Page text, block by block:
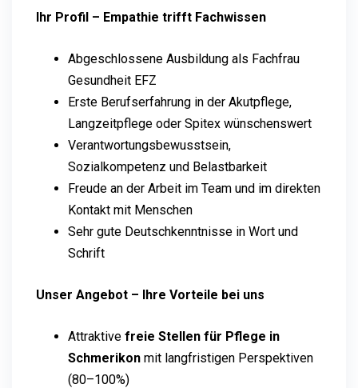
Ihr Profil – Empathie trifft Fachwissen
Abgeschlossene Ausbildung als Fachfrau
Gesundheit EFZ
Erste Berufserfahrung in der Akutpflege,
Langzeitpflege oder Spitex wünschenswert
Verantwortungsbewusstsein,
Sozialkompetenz und Belastbarkeit
Freude an der Arbeit im Team und im direkten
Kontakt mit Menschen
Sehr gute Deutschkenntnisse in Wort und
Schrift
Unser Angebot – Ihre Vorteile bei uns
Attraktive freie Stellen für Pflege in
Schmerikon mit langfristigen Perspektiven
(80–100%)